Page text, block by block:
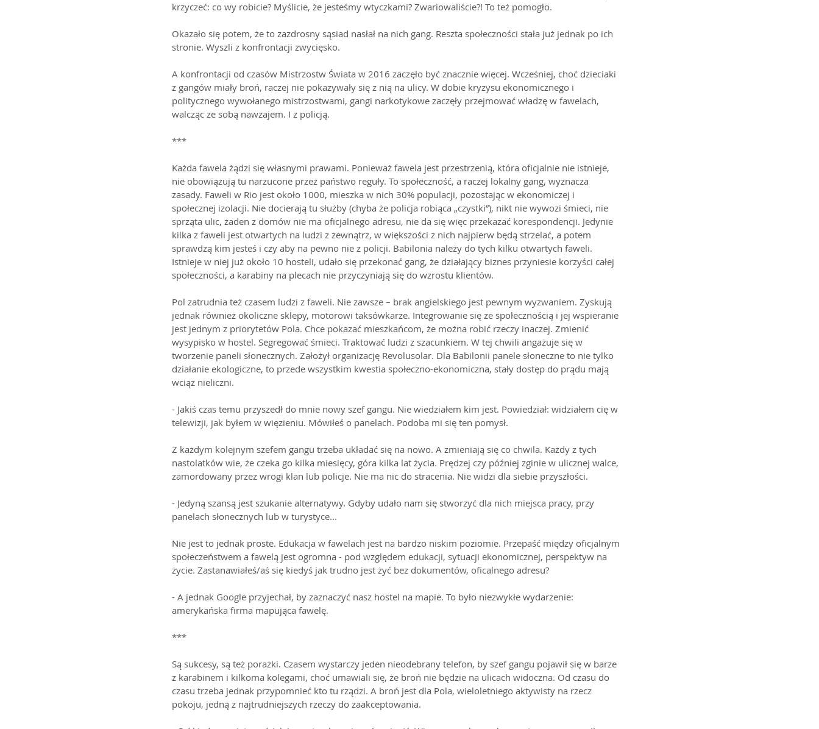
krzyczeć: co wy robicie? Myślicie, że jesteśmy wtyczkami? Zwariowaliście?! To też pomogło.
Okazało się potem, że to zazdrosny sąsiad nasłał na nich gang. Reszta społeczności stała już jednak po ich
stronie. Wyszli z konfrontacji zwycięsko.
A konfrontacji od czasów Mistrzostw Świata w 2016 zaczęło być znacznie więcej. Wcześniej, choć dzieciaki
z gangów miały broń, raczej nie pokazywały się z nią na ulicy. W dobie kryzysu ekonomicznego i
politycznego wywołanego mistrzostwami, gangi narkotykowe zaczęły przejmować władzę w fawelach,
walcząc ze sobą nawzajem. I z policją.
***
Każda fawela żądzi się własnymi prawami. Ponieważ fawela jest przestrzenią, która oficjalnie nie istnieje,
nie obowiązują tu narzucone przez państwo reguły. To społeczność, a raczej lokalny gang, wyznacza
zasady. Faweli w Rio jest około 1000, mieszka w nich 30% populacji, pozostając w ekonomiczej i
społecznej izolacji. Nie docierają tu służby (chyba że policja robiąca „czystki”), nikt nie wywozi śmieci, nie
sprząta ulic, żaden z domów nie ma oficjalnego adresu, nie da się więc przekazać korespondencji. Jedynie
kilka z faweli jest otwartych na ludzi z zewnątrz, w większości z nich najpierw będą strzelać, a potem
sprawdzą kim jesteś i czy aby na pewno nie z policji. Babilonia należy do tych kilku otwartych faweli.
Istnieje w niej już około 10 hosteli, udało się przekonać gang, że działający biznes przyniesie korzyści całej
społeczności, a karabiny na plecach nie przyczyniają się do wzrostu klientów.
Pol zatrudnia też czasem ludzi z faweli. Nie zawsze – brak angielskiego jest pewnym wyzwaniem. Zyskują
jednak również okoliczne sklepy, motorowi taksówkarze. Integrowanie się ze społecznością i jej wspieranie
jest jednym z priorytetów Pola. Chce pokazać mieszkańcom, że można robić rzeczy inaczej. Zmienić
wysypisko w hostel. Segregować śmieci. Traktować ludzi z szacunkiem. W tej chwili angażuje się w
tworzenie paneli słonecznych. Założył organizację Revolusolar. Dla Babilonii panele słoneczne to nie tylko
działanie ekologiczne, to przede wszystkim kwestia społeczno-ekonomiczna, stały dostęp do prądu mają
wciąż nieliczni.
- Jakiś czas temu przyszedł do mnie nowy szef gangu. Nie wiedziałem kim jest. Powiedział: widziałem cię w
telewizji, jak byłem w więzieniu. Mówiłeś o panelach. Podoba mi się ten pomysł.
Z każdym kolejnym szefem gangu trzeba układać się na nowo. A zmieniają się co chwila. Każdy z tych
nastolatków wie, że czeka go kilka miesięcy, góra kilka lat życia. Prędzej czy później zginie w ulicznej walce,
zamordowany przez wrogi klan lub policje. Nie ma nic do stracenia. Nie widzi dla siebie przyszłości.
- Jedyną szansą jest szukanie alternatywy. Gdyby udało nam się stworzyć dla nich miejsca pracy, przy
panelach słonecznych lub w turystyce...
Nie jest to jednak proste. Edukacja w fawelach jest na bardzo niskim poziomie. Przepaść między oficjalnym
społeczeństwem a fawelą jest ogromna - pod względem edukacji, sytuacji ekonomicznej, perspektyw na
życie. Zastanawiałeś/aś się kiedyś jak trudno jest żyć bez dokumentów, oficalnego adresu?
- A jednak Google przyjechał, by zaznaczyć nasz hostel na mapie. To było niezwykłe wydarzenie:
amerykańska firma mapująca fawelę.
***
Są sukcesy, są też porażki. Czasem wystarczy jeden nieodebrany telefon, by szef gangu pojawił się w barze
z karabinem i kilkoma kolegami, choć umawiali się, że broń nie będzie na ulicach widoczna. Od czasu do
czasu trzeba jednak przypomnieć kto tu rządzi. A broń jest dla Pola, wieloletniego aktywisty na rzecz
pokoju, jedną z najtrudniejszych rzeczy do zaakceptowania.